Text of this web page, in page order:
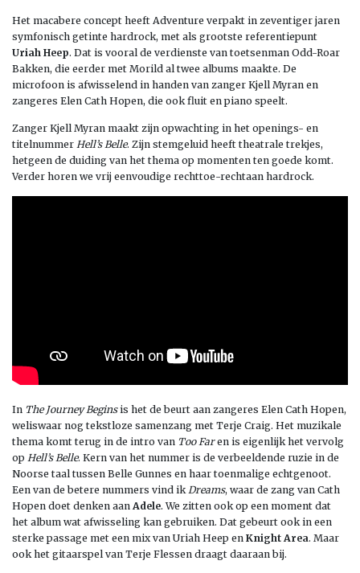
Het macabere concept heeft Adventure verpakt in zeventiger jaren
symfonisch getinte hardrock, met als grootste referentiepunt
Uriah Heep. Dat is vooral de verdienste van toetsenman Odd-Roar
Bakken, die eerder met Morild al twee albums maakte. De
microfoon is afwisselend in handen van zanger Kjell Myran en
zangeres Elen Cath Hopen, die ook fluit en piano speelt.
Zanger Kjell Myran maakt zijn opwachting in het openings- en
titelnummer Hell’s Belle. Zijn stemgeluid heeft theatrale trekjes,
hetgeen de duiding van het thema op momenten ten goede komt.
Verder horen we vrij eenvoudige rechttoe-rechtaan hardrock.
In The Journey Beginsis het de beurt aan zangeres Elen Cath Hopen,
weliswaar nog tekstloze samenzang met Terje Craig. Het muzikale
thema komt terug in de intro van Too Faren is eigenlijk het vervolg
op Hell’s Belle. Kern van het nummer is de verbeeldende ruzie in de
Noorse taal tussen Belle Gunnes en haar toenmalige echtgenoot.
Een van de betere nummers vind ik Dreams, waar de zang van Cath
Hopen doet denken aan Adele. We zitten ook op een moment dat
het album wat afwisseling kan gebruiken. Dat gebeurt ook in een
sterke passage met een mix van Uriah Heep en Knight Area. Maar
ook het gitaarspel van Terje Flessen draagt daaraan bij.